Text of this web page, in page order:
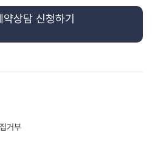
약상담 신청하기
거부